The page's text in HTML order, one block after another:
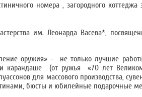
номера , загородного
им. Леонарда Васева*,
оружия» - не только лучшие
и карандаше (от ружья «70 лет
для массового производства,
бюсты и юбилейные подарочные